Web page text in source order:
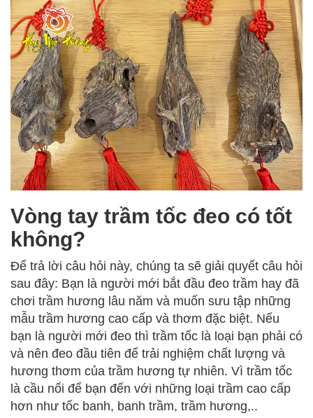
Vòng tay trầm tốc đeo có tốt
không?
Để trả lời câu hỏi này, chúng ta sẽ giải quyết câu hỏi
sau đây: Bạn là người mới bắt đầu đeo trầm hay đã
chơi trầm hương lâu năm và muốn sưu tập những
mẫu trầm hương cao cấp và thơm đặc biệt. Nếu
bạn là người mới đeo thì trầm tốc là loại bạn phải có
và nên đeo đầu tiên để trải nghiệm chất lượng và
hương thơm của trầm hương tự nhiên. Vì trầm tốc
là cầu nối để bạn đến với những loại trầm cao cấp
hơn như tốc banh, banh trầm, trầm hương,..